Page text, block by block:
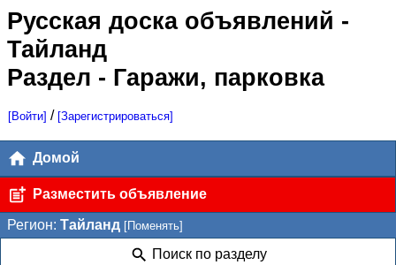
Русская доска объявлений -
Тайланд
Раздел - Гаражи, парковка
[Войти] / [Зарегистрироваться]
Домой
Разместить объявление
Регион: Тайланд [Поменять]
Поиск по разделу